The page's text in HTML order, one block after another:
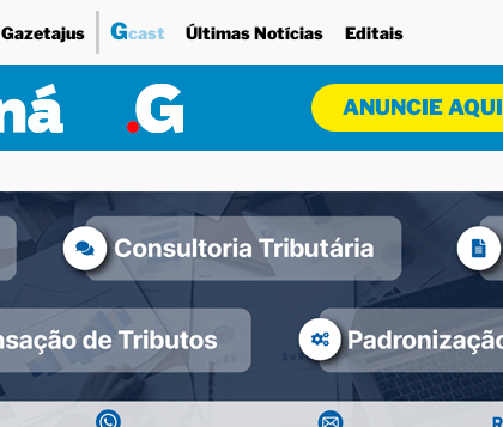
Gazetajus Gcast Últimas Notícias Editais
ANUNCIE AQUI